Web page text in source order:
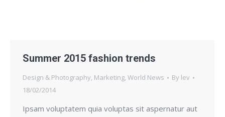
Summer 2015 fashion trends
Design & Photography, Marketing, World News By lev
18/02/2014
Ipsam voluptatem quia voluptas sit aspernatur aut